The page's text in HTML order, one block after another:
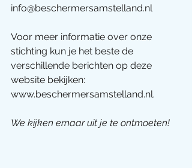
info@beschermersamstelland.nl
Voor meer informatie over onze
stichting kun je het beste de
verschillende berichten op deze
website bekijken:
www.beschermersamstelland.nl.
We kijken ernaar uit je te ontmoeten!